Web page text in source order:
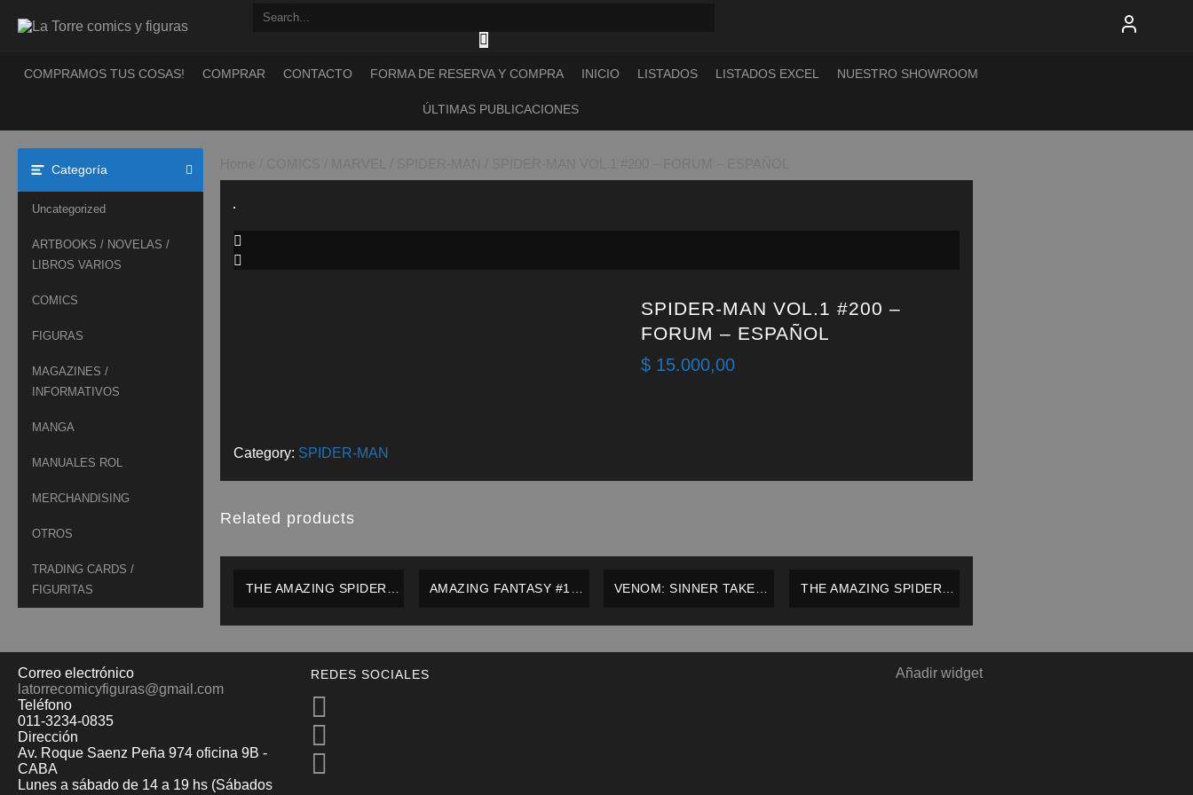
COMPRAMOS TUS COSAS! COMPRAR CONTACTO FORMA DE RESERVA Y COMPRA INICIO LISTADOS LISTADOS EXCEL NUESTRO SHOWROOM
ÚLTIMAS PUBLICACIONES
Categoría
Uncategorized
ARTBOOKS / NOVELAS /
LIBROS VARIOS
COMICS
FIGURAS
MAGAZINES /
INFORMATIVOS
MANGA
MANUALES ROL
MERCHANDISING
OTROS
TRADING CARDS /
FIGURITAS
SPIDER-MAN VOL.1 #200 –
FORUM – ESPAÑOL
$15.000,00
Category: SPIDER-MAN
Related products
THE AMAZING SPIDER-
SPIDER-MAN – TPB –
AMAZING FANTASY #17
ONE SHOT – MARVEL –
VENOM: SINNER TAKES
INGLÉS
THE AMAZING SPIDER-
(VARIANT COVER) –
Correo electrónico
latorrecomicyfiguras@gmail.com
Teléfono
011-3234-0835
Dirección
Av. Roque Saenz Peña 974 oficina 9B -
CABA
Lunes a sábado de 14 a 19 hs (Sábados
REDES SOCIALES Añadir widget